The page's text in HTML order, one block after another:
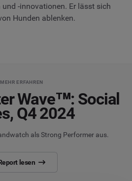
-innovationen. Er lässt sich
Hunden ablenken.
MEHR ERFAHREN
Wave™: Social
Q4 2024
als Strong Performer aus.
lesen